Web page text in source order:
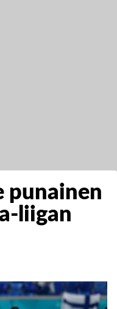
punainen
liigan